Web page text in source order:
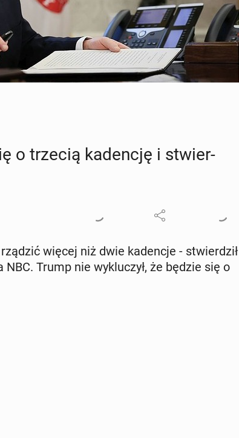
o trzecią ka­den­cję i stwier­
więcej niż dwie ka­den­cje - stwier­dził
Trump nie wy­klu­czył, że będzie się o